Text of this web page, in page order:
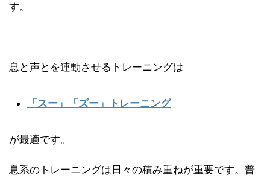
す。
息と声とを連動させるトレーニングは
「スー」「ズー」トレーニング
が最適です。
息系のトレーニングは日々の積み重ねが重要です。普